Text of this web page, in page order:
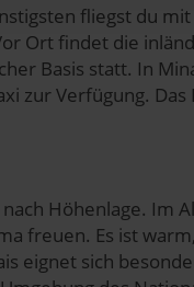
zu
dem Klick auf die
Die Einwilligung
aufrufen und
Begrifflichkeiten (z.B.
fliegst du
Ort findet die
Basis statt. In
zur Verfügung. Das
Höhenlage. Im
freuen. Es ist
eignet sich